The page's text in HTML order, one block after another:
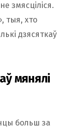
змясціліся.
тыя, хто
дзясяткаў
мянялі
больш за